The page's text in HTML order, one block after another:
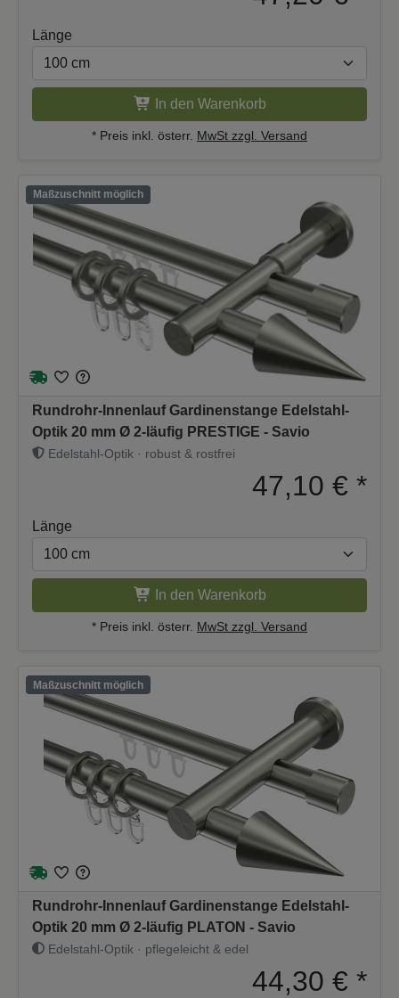
Länge
In den Warenkorb
* Preis inkl. österr. MwSt zzgl. Versand
Maßzuschnitt möglich
Rundrohr-Innenlauf Gardinenstange Edelstahl-
Optik 20 mm Ø 2-läufig PRESTIGE - Savio
Edelstahl-Optik · robust & rostfrei
47,10 € *
Länge
In den Warenkorb
* Preis inkl. österr. MwSt zzgl. Versand
Maßzuschnitt möglich
Rundrohr-Innenlauf Gardinenstange Edelstahl-
Optik 20 mm Ø 2-läufig PLATON - Savio
Edelstahl-Optik · pflegeleicht & edel
44,30 € *